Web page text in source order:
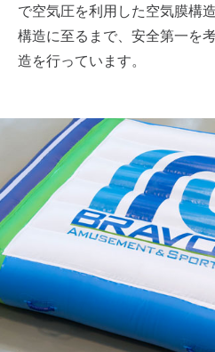
で空気圧を利用した空気膜構
構造に至るまで、安全第一を
造を行っています。